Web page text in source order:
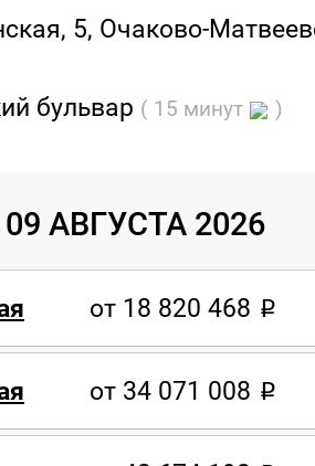
5, Очаково-
бульвар ( 15 минут )
АВГУСТА 2026
от 18 820 468
от 34 071 008